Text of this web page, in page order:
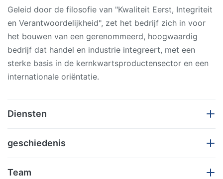
Geleid door de filosofie van "Kwaliteit Eerst, Integriteit
en Verantwoordelijkheid", zet het bedrijf zich in voor
het bouwen van een gerenommeerd, hoogwaardig
bedrijf dat handel en industrie integreert, met een
sterke basis in de kernkwartsproductensector en een
internationale oriëntatie.
Diensten
eerst, Integriteit en Verantwoordelijkheid, Duurzame
onderneming met standaard en duurzaam
geschiedenis
Team